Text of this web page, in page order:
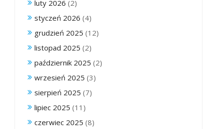
luty 2026 (2)
styczeń 2026 (4)
grudzień 2025 (12)
listopad 2025 (2)
październik 2025 (2)
wrzesień 2025 (3)
sierpień 2025 (7)
lipiec 2025 (11)
czerwiec 2025 (8)